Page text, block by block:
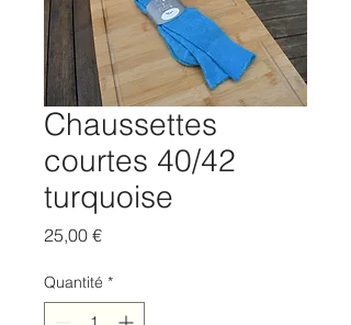
Chaussettes
courtes 40/42
turquoise
25,00 €Prix
Quantité *